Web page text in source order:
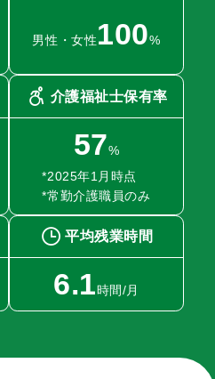
男性・女性 100%
介護福祉士保有率
57%
*2025年1月時点
*常勤介護職員のみ
平均残業時間
6.1 時間/月